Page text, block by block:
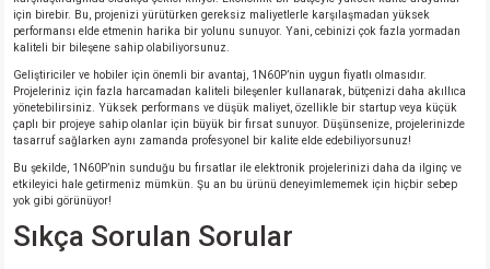
için birebir. Bu, projenizi yürütürken gereksiz maliyetlerle karşılaşmadan yüksek
performansı elde etmenin harika bir yolunu sunuyor. Yani, cebinizi çok fazla yormadan
kaliteli bir bileşene sahip olabiliyorsunuz.
Geliştiriciler ve hobiler için önemli bir avantaj, 1N60P’nin uygun fiyatlı olmasıdır.
Projeleriniz için fazla harcamadan kaliteli bileşenler kullanarak, bütçenizi daha akıllıca
yönetebilirsiniz. Yüksek performans ve düşük maliyet, özellikle bir startup veya küçük
çaplı bir projeye sahip olanlar için büyük bir fırsat sunuyor. Düşünsenize, projelerinizde
tasarruf sağlarken aynı zamanda profesyonel bir kalite elde edebiliyorsunuz!
Bu şekilde, 1N60P’nin sunduğu bu fırsatlar ile elektronik projelerinizi daha da ilginç ve
etkileyici hale getirmeniz mümkün. Şu an bu ürünü deneyimlememek için hiçbir sebep
yok gibi görünüyor!
Sıkça Sorulan Sorular